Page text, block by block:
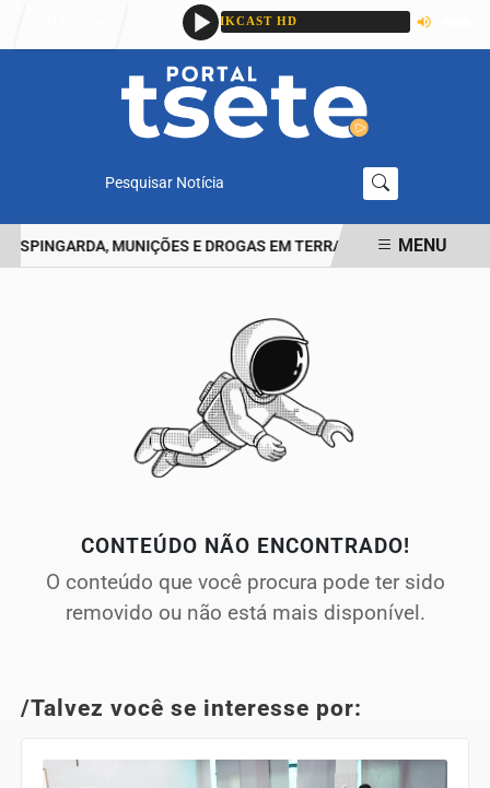
Pesquisar Notícia
MUNIÇÕES E DROGAS EM TERRA ROXA POLÍCIA
MENU
CONTEÚDO NÃO ENCONTRADO!
O conteúdo que você procura pode ter sido
removido ou não está mais disponível.
/Talvez você se interesse por: